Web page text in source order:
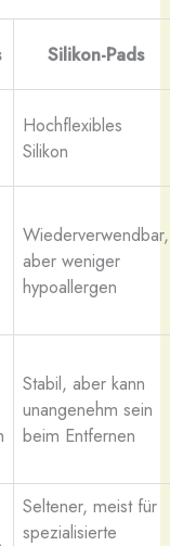
Silikon-Pads
Hochflexibles
Silikon
Wiederverwendbar,
aber weniger
hypoallergen
Stabil, aber kann
unangenehm sein
beim Entfernen
Seltener, meist für
spezialisierte